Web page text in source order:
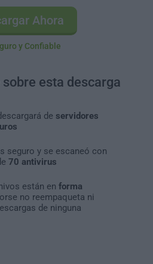
Ahora
y Confiable
esta descarga
de servidores
seguro y se escaneó con
70 antivirus
están en forma
no reempaqueta ni
de ninguna